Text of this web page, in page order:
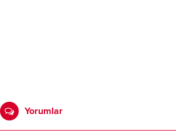
Yorumlar